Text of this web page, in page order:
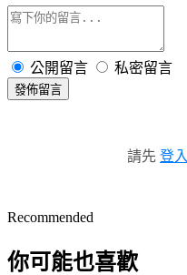
公開留言 私密留言
發佈留言
請先 登入
Recommended
你可能也喜歡